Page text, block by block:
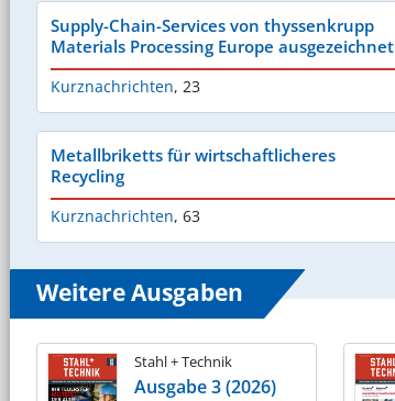
Supply-Chain-Services von thyssenkrupp
Materials Processing Europe ausgezeichnet
Kurznachrichten, 23
Metallbriketts für wirtschaftlicheres
Recycling
Kurznachrichten, 63
Weitere Ausgaben
Stahl + Technik
Ausgabe 3 (2026)